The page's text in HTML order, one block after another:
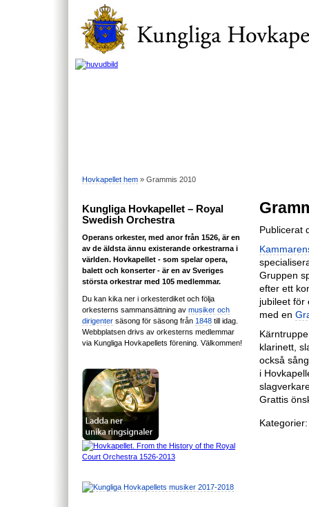
Hovkapellet hem » Grammis 2010
Kungliga Hovkapellet – Royal
Swedish Orchestra
Operans orkester, med anor från 1526, är en
av de äldsta ännu existerande orkestrarna i
världen. Hovkapellet - som spelar opera,
balett och konserter - är en av Sveriges
största orkestrar med 105 medlemmar.
Du kan kika ner i orkesterdiket och följa
orkesterns sammansättning av musiker och
dirigenter säsong för säsong från 1848 till idag.
Webbplatsen drivs av orkesterns medlemmar
via Kungliga Hovkapellets förening. Välkommen!
Publicerat
Gruppen
efter ett
jubileet för
med en
klarinett,
också
i
Grattis
Kategorier: